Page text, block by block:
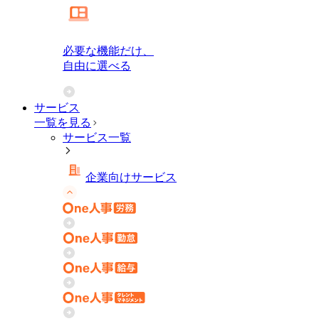
必要な機能だけ、
自由に選べる
サービス
一覧を見る
サービス一覧
企業向けサービス